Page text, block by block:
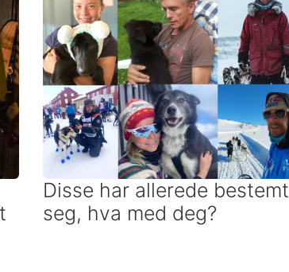
Disse har allerede bestemt
seg, hva med deg?